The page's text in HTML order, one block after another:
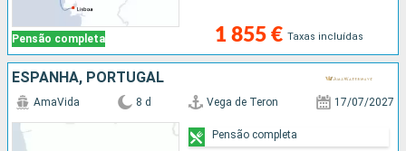
Pensão completa 1 855 € Taxas incluídas
ESPANHA, PORTUGAL
AmaVida 8 d Vega de Teron 17/07/2027
Pensão completa